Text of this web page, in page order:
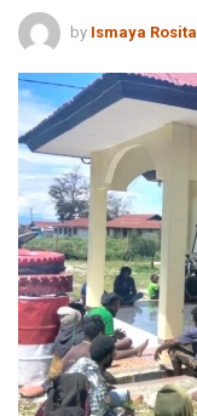
by Ismaya Rosita